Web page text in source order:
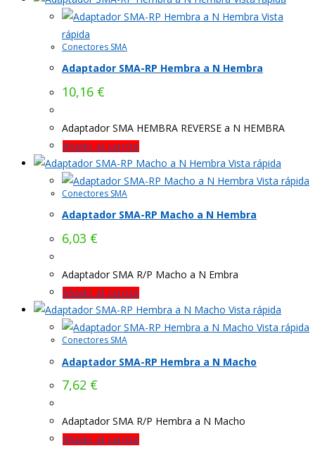
Vista
rápida
Conectores SMA
Adaptador SMA-RP Hembra a N Hembra
10,16 €
Adaptador SMA HEMBRA REVERSE a N HEMBRA
Añadir al carrito
Vista rápida
Vista rápida
Conectores SMA
Adaptador SMA-RP Macho a N Hembra
6,03 €
Adaptador SMA R/P Macho a N Embra
Añadir al carrito
Vista rápida
Vista rápida
Conectores SMA
Adaptador SMA-RP Hembra a N Macho
7,62 €
Adaptador SMA R/P Hembra a N Macho
Añadir al carrito